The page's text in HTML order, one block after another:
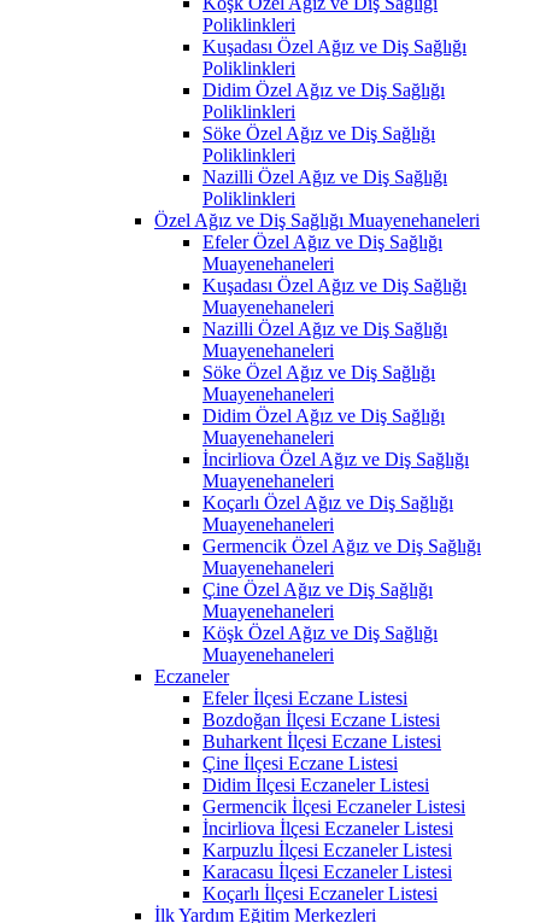
Poliklinkleri
Kuşadası Özel Ağız ve Diş Sağlığı
Poliklinkleri
Didim Özel Ağız ve Diş Sağlığı
Poliklinkleri
Söke Özel Ağız ve Diş Sağlığı
Poliklinkleri
Nazilli Özel Ağız ve Diş Sağlığı
Poliklinkleri
Özel Ağız ve Diş Sağlığı Muayenehaneleri
Efeler Özel Ağız ve Diş Sağlığı
Muayenehaneleri
Kuşadası Özel Ağız ve Diş Sağlığı
Muayenehaneleri
Nazilli Özel Ağız ve Diş Sağlığı
Muayenehaneleri
Söke Özel Ağız ve Diş Sağlığı
Muayenehaneleri
Didim Özel Ağız ve Diş Sağlığı
Muayenehaneleri
İncirliova Özel Ağız ve Diş Sağlığı
Muayenehaneleri
Koçarlı Özel Ağız ve Diş Sağlığı
Muayenehaneleri
Germencik Özel Ağız ve Diş Sağlığı
Muayenehaneleri
Çine Özel Ağız ve Diş Sağlığı
Muayenehaneleri
Köşk Özel Ağız ve Diş Sağlığı
Muayenehaneleri
Eczaneler
Efeler İlçesi Eczane Listesi
Bozdoğan İlçesi Eczane Listesi
Buharkent İlçesi Eczane Listesi
Çine İlçesi Eczane Listesi
Didim İlçesi Eczaneler Listesi
Germencik İlçesi Eczaneler Listesi
İncirliova İlçesi Eczaneler Listesi
Karpuzlu İlçesi Eczaneler Listesi
Karacasu İlçesi Eczaneler Listesi
Koçarlı İlçesi Eczaneler Listesi
İlk Yardım Eğitim Merkezleri